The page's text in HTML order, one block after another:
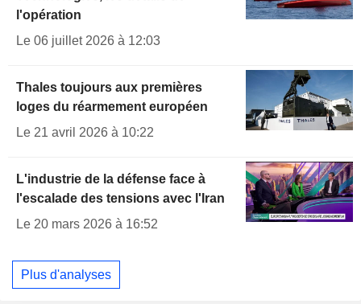
l'opération
Le 06 juillet 2026 à 12:03
Thales toujours aux premières
loges du réarmement européen
Le 21 avril 2026 à 10:22
L'industrie de la défense face à
l'escalade des tensions avec l'Iran
Le 20 mars 2026 à 16:52
Plus d'analyses